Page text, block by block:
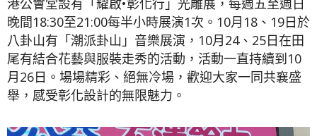
港公會堂設有「耀啟•彰化行」光雕展，每週五至週日
晚間18:30至21:00每半小時展演1次。10月18、19日於
八卦山有「潮派卦山」音樂展演，10月24、25日在田
尾有結合花藝與服裝走秀的活動，活動一直持續到10
月26日。場場精彩、絕無冷場，歡迎大家一同共襄盛
舉，感受彰化設計的無限魅力。